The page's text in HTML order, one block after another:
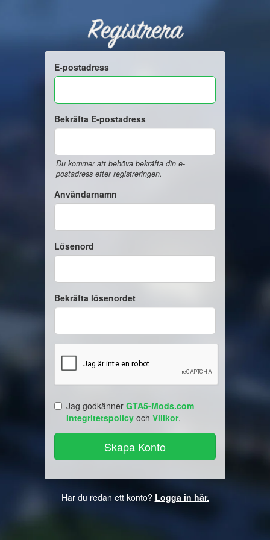
Registrera
E-postadress
Bekräfta E-postadress
Du kommer att behöva bekräfta din e-
postadress efter registreringen.
Användarnamn
Lösenord
Bekräfta lösenordet
Jag godkänner GTA5-Mods.com
Integritetspolicy och Villkor.
Har du redan ett konto? Logga in här.